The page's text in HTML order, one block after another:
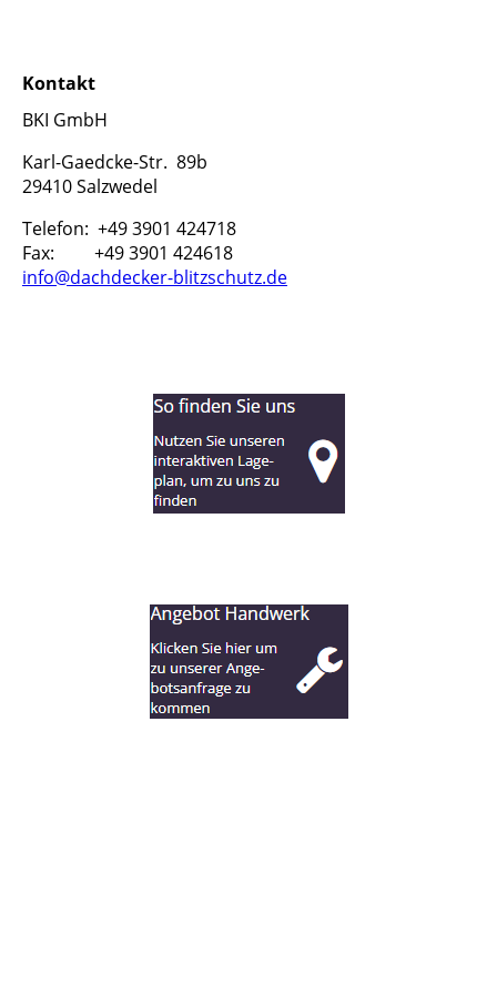
Kontakt
BKI GmbH
Karl-Gaedcke-Str. 89b
29410 Salzwedel
Telefon: +49 3901 424718
Fax: +49 3901 424618
info@dachdecker-blitzschutz.de